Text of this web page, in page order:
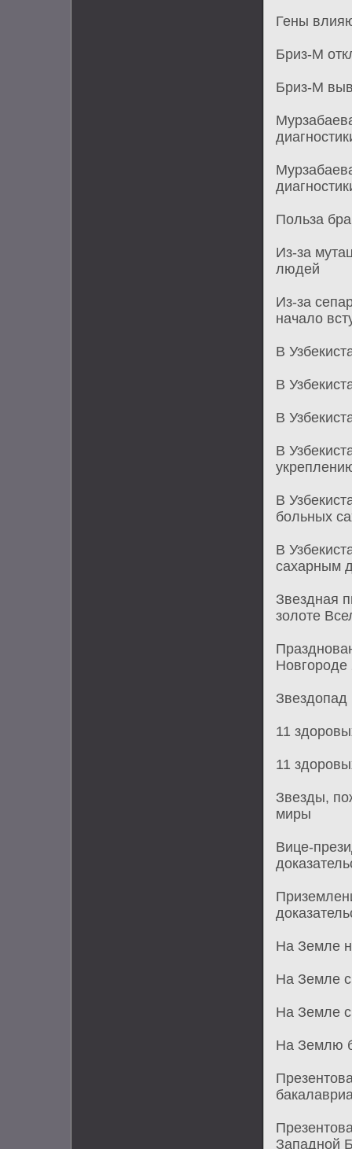
Гены
Бриз-М
Бриз-М
Польза
Из-за
людей
Из-за
начало
В
В
В
В
В
больных
В
сахарным
Звездная
золоте
Новгороде
Звездопад
11
11
Звезды,
миры
Вице-
На Земле
На Земле
На Земле
На Землю
Западной